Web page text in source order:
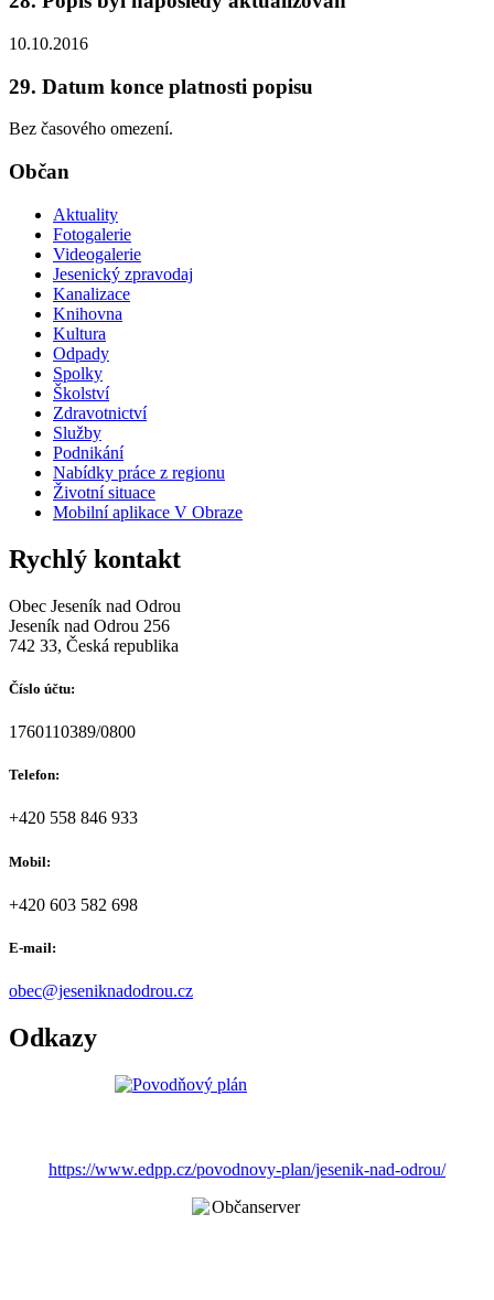
10.10.2016
29. Datum konce platnosti popisu
Bez časového omezení.
Občan
Aktuality
Fotogalerie
Videogalerie
Jesenický zpravodaj
Kanalizace
Knihovna
Kultura
Odpady
Spolky
Školství
Zdravotnictví
Služby
Podnikání
Nabídky práce z regionu
Životní situace
Mobilní aplikace V Obraze
Rychlý kontakt
Obec Jeseník nad Odrou
Jeseník nad Odrou 256
742 33, Česká republika
Číslo účtu:
1760110389/0800
Telefon:
+420 558 846 933
Mobil:
+420 603 582 698
E-mail:
obec@jeseniknadodrou.cz
Odkazy
https://www.edpp.cz/povodnovy-plan/jesenik-nad-odrou/